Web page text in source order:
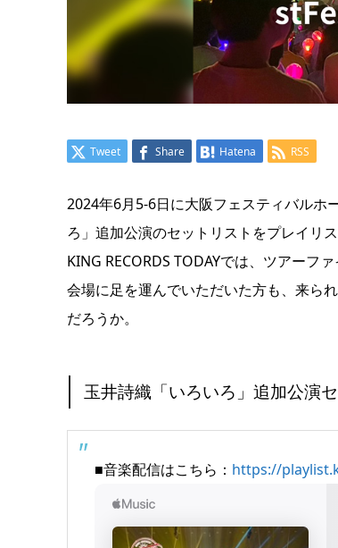
Tweet Share Hatena RSS
2024年6月5-6日に大阪フェスティバルホ
ろ」追加公演のセットリストをプレイリス
KING RECORDS TODAYでは、ツアーフ
会場に足を運んでいただいた方も、来ら
だろうか。
玉井詩織「いろいろ」追加公演
■音楽配信はこちら： https://